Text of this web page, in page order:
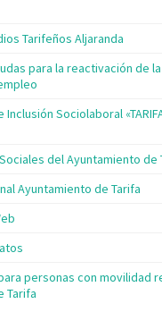
Tarifeños Aljaranda
para la reactivación de
Sociolaboral
del Ayuntamiento de
Ayuntamiento de Tarifa
personas con movilidad
Tarifa